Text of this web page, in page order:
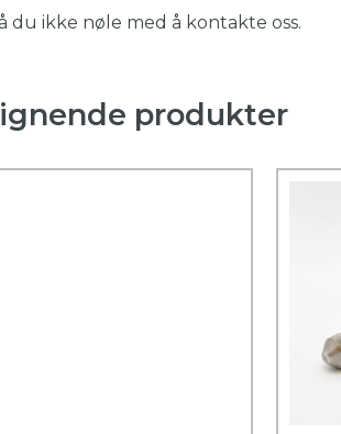
du ikke nøle med å kontakte oss.
produkter